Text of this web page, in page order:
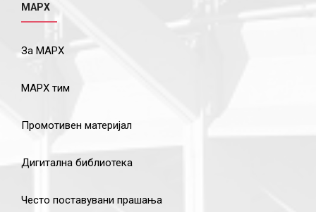
МАРХ
За МАРХ
МАРХ тим
Промотивен материјал
Дигитална библиотека
Често поставувани прашања